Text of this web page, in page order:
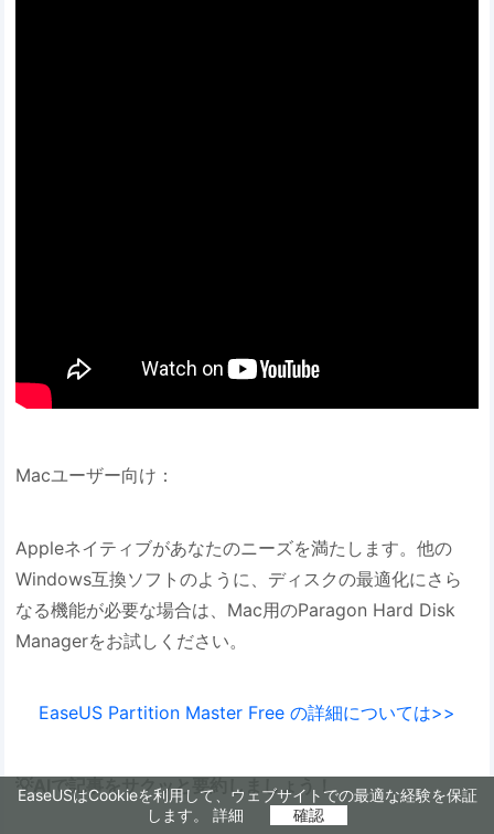
EaseUSはCookieを利用して、ウェブサイトでの最適な経験を保証
します。 詳細 確認
Macユーザー向け：
Appleネイティブがあなたのニーズを満たします。他の
Windows互換ソフトのように、ディスクの最適化にさら
なる機能が必要な場合は、Mac用のParagon Hard Disk
Managerをお試しください。
EaseUS Partition Master Free の詳細については>>
💡AIで記事をサクッと要約しましょう！